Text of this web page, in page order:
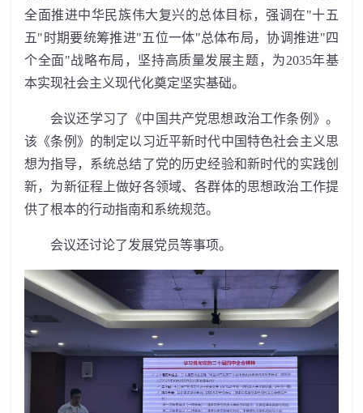
全面推进中华民族伟大复兴的总体目标，强调在"十五
五" 时期要统筹推进"五位一体"总体布局，协调推进"四
个全面"战略布局，坚持高质量发展主题，为2035年基
本实现社会主义现代化奠定坚实基础。
会议还学习了《中国共产党思想政治工作条例》。
该《条例》的制定以习近平新时代中国特色社会主义思
想为指导，系统总结了党的历史经验和新时代的实践创
新，为新征程上做好各领域、各群体的思想政治工作提
供了根本的行动指南和系统规范。
会议还讨论了发展党员等事项。